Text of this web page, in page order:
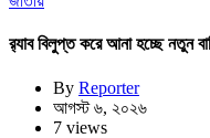
র‍্যাব বিলুপ্ত করে আনা হচ্ছে নতুন
By Reporter
আগস্ট ৬, ২০২৬
7 views